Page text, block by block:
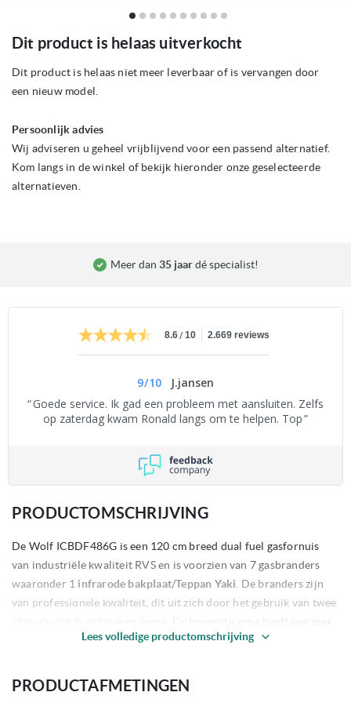
naar
begin
van
Dit product is helaas uitverkocht
Dit product is helaas niet meer leverbaar of is vervangen door
een nieuw model.
Persoonlijk advies
Wij adviseren u geheel vrijblijvend voor een passend alternatief.
Kom langs in de winkel of bekijk hieronder onze geselecteerde
alternatieven.
Meer dan 35 jaar dé specialist!
8.6/ 10 2.669 reviews
9/10
J.jansen
Goede service. Ik gad een probleem met aansluiten. Zelfs
op zaterdag kwam Ronald langs om te helpen. Top
PRODUCTOMSCHRIJVING
De Wolf ICBDF486G is een 120 cm breed dual fuel gasfornuis
van industriële kwaliteit RVS en is voorzien van 7 gasbranders
waaronder 1 infrarode bakplaat/Teppan Yaki . De branders zijn
van professionele kwaliteit, dit uit zich door het gebruik van twee
afzonderlijk te gebruiken zones. De bovenste zone heeft een zeer
hoog vermogen, terwijl u de onderste zone tot een zodanig lage
chocolade kunt smelten of een pan soep kan warmhouden zonder
Lees volledige productomschrijving
PRODUCTAFMETINGEN